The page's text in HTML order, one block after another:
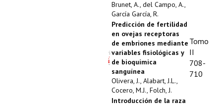
Brunet, A., del Campo, A.,
García García, R.
Predicción de fertilidad
en ovejas receptoras
de embriones mediante
variables fisiológicas y
de bioquímica
sanguínea
Olivera, J., Alabart, J.L.,
Cocero, M.J., Folch, J.
Tomo
II
708-
710
Introducción de la raza